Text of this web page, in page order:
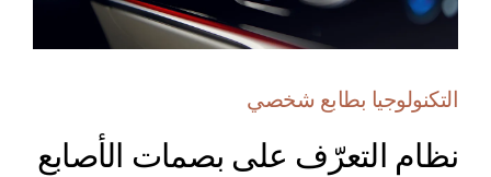
التكنولوجيا بطابع شخصي
نظام التعرّف على بصمات الأصابع